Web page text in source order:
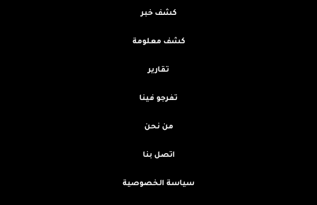
كشف خبر
كشف معلومة
تقارير
تفرجو فينا
من نحن
اتصل بنا
سياسة الخصوصية